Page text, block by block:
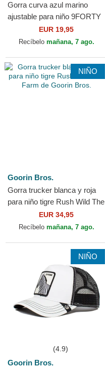
Gorra curva azul marino
ajustable para niño 9FORTY
Essential de New York
Yankees MLB de New Era
EUR 19,95
Recíbelo mañana, 7 ago.
NIÑO
Goorin Bros.
Gorra trucker blanca y roja
para niño tigre Rush Wild The
Farm de Goorin Bros.
EUR 34,95
Recíbelo mañana, 7 ago.
NIÑO
(4.9)
Goorin Bros.